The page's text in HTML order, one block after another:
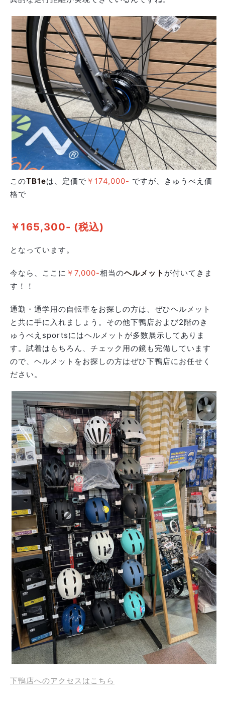
このTB1eは、定価で ￥174,000- ですが、きゅうべえ価
格で
￥165,300- (税込)
となっています。
今なら、ここに ￥7,000-相当のヘルメット が付いてきま
す！！
通勤・通学用の自転車をお探しの方は、ぜひヘルメット
と共に手に入れましょう。その他下鴨店および2階のき
ゅうべえsportsにはヘルメットが多数展示してありま
す。試着はもちろん、チェック用の鏡も完備しています
ので、ヘルメットをお探しの方はぜひ下鴨店にお任せく
ださい。
下鴨店へのアクセスはこちら